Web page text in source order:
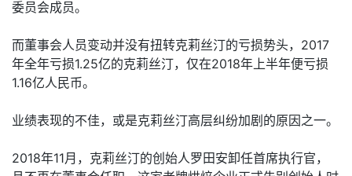
委员会成员。
而董事会人员变动并没有扭转克莉丝汀的亏损势头，2017
年全年亏损1.25亿的克莉丝汀，仅在2018年上半年便亏损
1.16亿人民币。
业绩表现的不佳，或是克莉丝汀高层纠纷加剧的原因之一。
2018年11月，克莉丝汀的创始人罗田安卸任首席执行官，